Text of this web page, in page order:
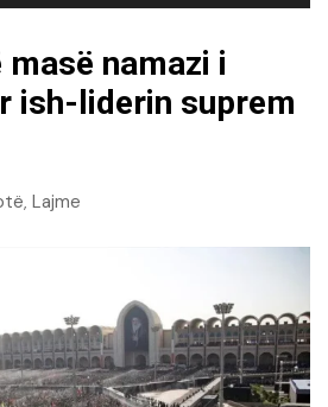
namazi i
ish-liderin suprem
, Lajme